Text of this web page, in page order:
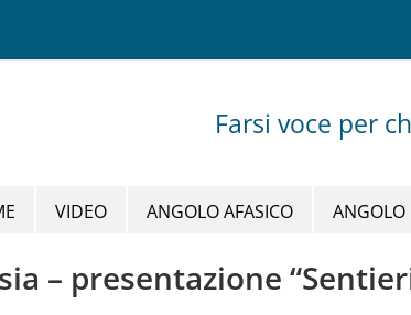
Farsi voce per
VIDEO ANGOLO AFASICO ANGOLO
– presentazione